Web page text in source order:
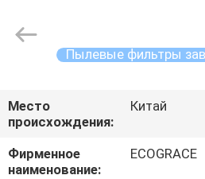
ПРОДУКТЫ
ENVIROTECH
CO.,LTD.
Пылевые фильтры
Место
происхождения:
Китай
Фирменное
наименование:
ECOGRACE